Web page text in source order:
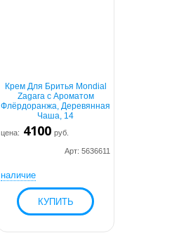
Крем Для Бритья Mondial
Zagara с Ароматом
Флёрдоранжа, Деревянная
Чаша, 14
цена: 4100 руб.
Арт: 5636611
наличие